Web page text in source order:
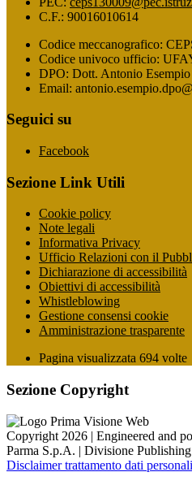
C.F.: 90016010614
Codice meccanografico:
Codice univoco ufficio:
DPO: Dott. Antonio Esempio
Email:
Seguici su
Facebook
Sezione Link Utili
Cookie policy
Note legali
Informativa Privacy
Ufficio Relazioni con il
Dichiarazione di accessibilità
Obiettivi di accessibilità
Whistleblowing
Gestione consensi cookie
Amministrazione trasparente
Pagina visualizzata 694 volte
Sezione Copyright
Copyright 2026 | Engineered and
Parma S.p.A. | Divisione
Disclaimer trattamento dati personali